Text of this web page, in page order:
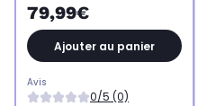
79,99€
Ajouter au panier
Avis
0/5 (0)